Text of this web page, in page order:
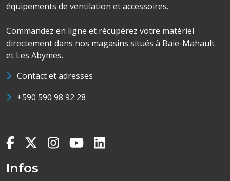
équipements de ventilation et accessoires.
Commandez en ligne et récupérez votre matériel
directement dans nos magasins situés à Baie-Mahault
et Les Abymes.
Contact et adresses
+590 590 98 92 28
Infos